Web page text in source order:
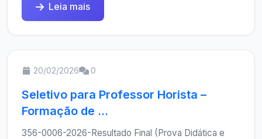
Leia mais
20/02/2026 0
Seletivo para Professor Horista –
Formação de ...
356-0006-2026-Resultado Final (Prova Didática e